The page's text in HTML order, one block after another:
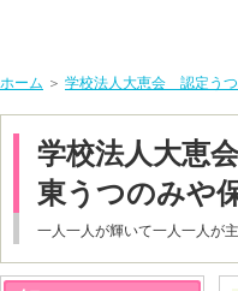
ホーム ＞ 学校法人大恵会 認定う
学校法人大恵
東うつのみや
一人一人が輝いて一人一人が主